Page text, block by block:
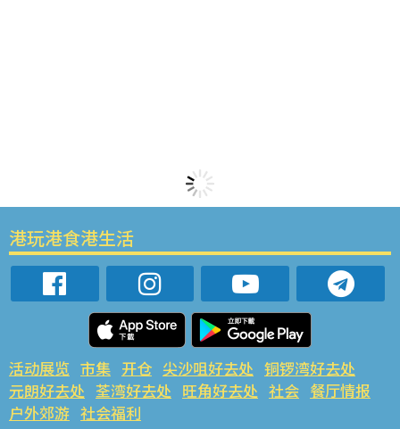
港玩港食港生活
活动展览 市集 开仓 尖沙咀好去处 铜锣湾好去处
元朗好去处 荃湾好去处 旺角好去处 社会 餐厅情报
户外郊游 社会福利